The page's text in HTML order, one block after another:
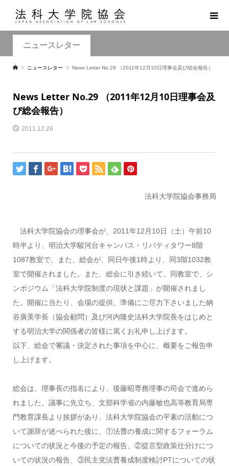
ニュースレター
ニュースレター News Letter No.29 （2011年12月10日理事会及び総会報告）
News Letter No.29 （2011年12月10日理事会及
び総会報告）
2011.12.26
法科大学院協会事務局
法科大学院協会の理事会が、2011年12月10日（土）午前10
時半より、明治大学駿河台キャンパス・リバティタワー8階
1087教室で、また、総会が、同日午後1時より、同3階1032教
室で開催されました。また、総会に引き続いて、同教室で、シ
ンポジウム「法科大学院制度の現状と課題」が開催されまし
た。開催に当たり、会場の提供、準備にご尽力下さいました納
谷廣美学長（協会顧問）及び河内隆史法科大学院長をはじめと
する明治大学の関係者の皆様に篤くお礼申し上げます。
以下、総会で審議・決定された事項を中心に、概要をご報告申
し上げます。
総会は、理事長の指名により、後藤昭専務理事の司会で進めら
れました。議事に先立ち、文部科学省の内藤敏也高等教育局専
門教育課長より挨拶があり、法科大学院協会の平素の活動につ
いて謝辞が述べられた後に、①法曹の養成に関するフォーラム
についての状況と今後の予定の報告、②提言型政策仕分けにつ
いての状況の報告、③民主党法曹養成制度検討PTについての状